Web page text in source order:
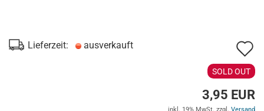
Lieferzeit: ausverkauft
SOLD OUT
3,95 EUR